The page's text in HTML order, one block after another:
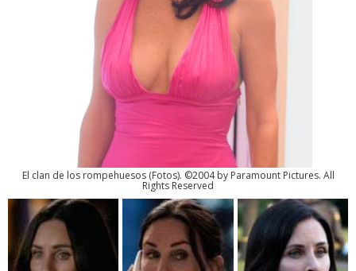
El clan de los rompehuesos(Fotos). ©2004 by Paramount Pictures. All
Rights Reserved